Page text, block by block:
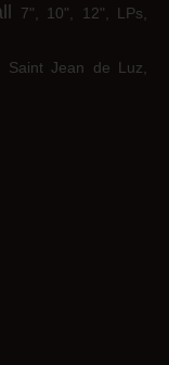
7", 10", 12", LPs,
Jean de Luz,